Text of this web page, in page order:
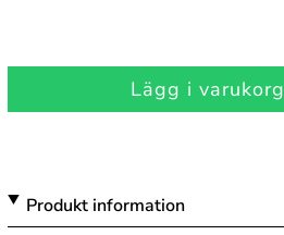
Lägg i varukorg
Produkt information